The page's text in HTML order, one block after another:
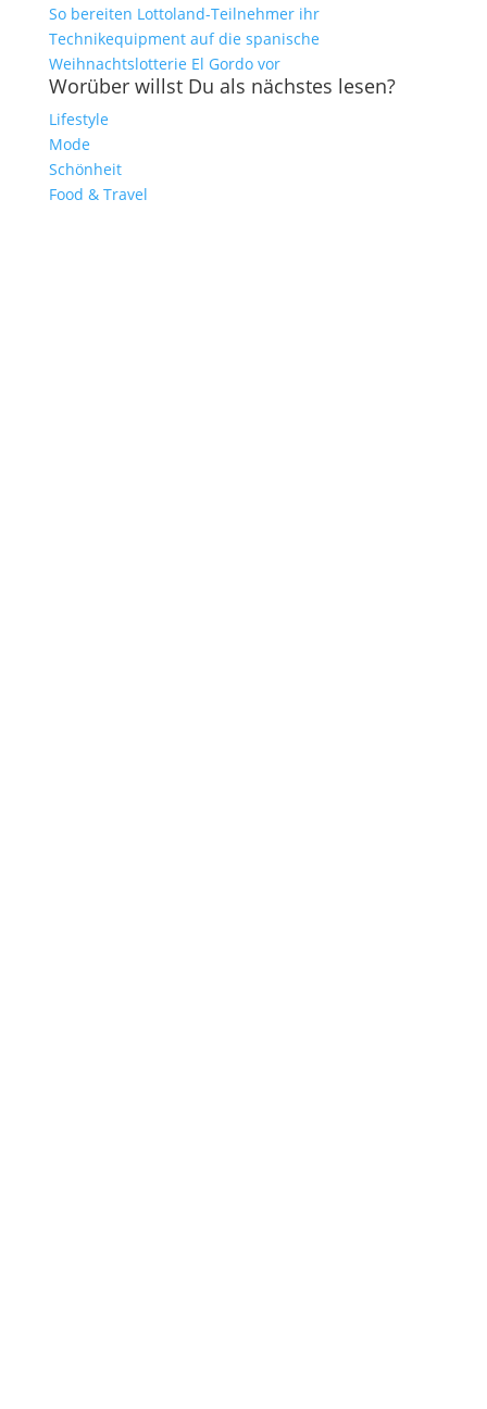
So bereiten Lottoland-Teilnehmer ihr
Technikequipment auf die spanische
Weihnachtslotterie El Gordo vor
Worüber willst Du als nächstes lesen?
Lifestyle
Mode
Schönheit
Food & Travel